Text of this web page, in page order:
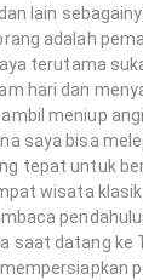
lain
adalah
terutama
hari dan
meniup
saya bisa
tepat untuk
wisata
saat datang ke